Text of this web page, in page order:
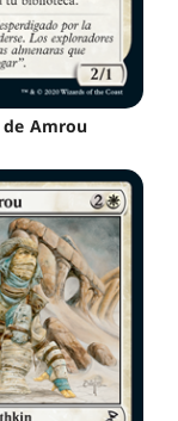
de Amrou